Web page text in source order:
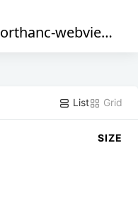
orthanc-webviewer
List Grid
SIZE